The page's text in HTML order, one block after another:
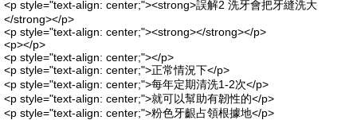
<p style="text-align: center;"><strong>誤解2 洗牙會把牙縫洗大
</strong></p>
<p style="text-align: center;"><strong></strong></p>
<p></p>
<p style="text-align: center;"></p>
<p style="text-align: center;">正常情況下</p>
<p style="text-align: center;">每年定期清洗1-2次</p>
<p style="text-align: center;">就可以幫助有韌性的</p>
<p style="text-align: center;">粉色牙齦占領根據地</p>